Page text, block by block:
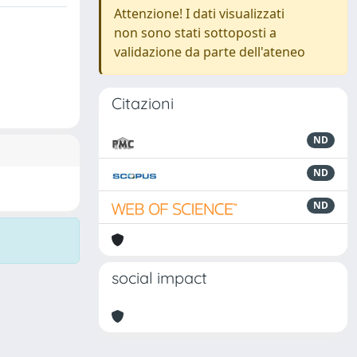
Attenzione! I dati visualizzati
non sono stati sottoposti a
validazione da parte dell'ateneo
Citazioni
ND
ND
ND
social impact